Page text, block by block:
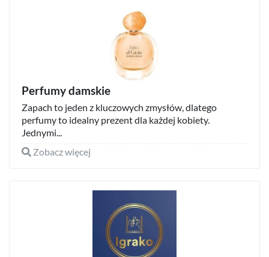
Perfumy damskie
Zapach to jeden z kluczowych zmysłów, dlatego
perfumy to idealny prezent dla każdej kobiety.
Jednymi...
Zobacz więcej